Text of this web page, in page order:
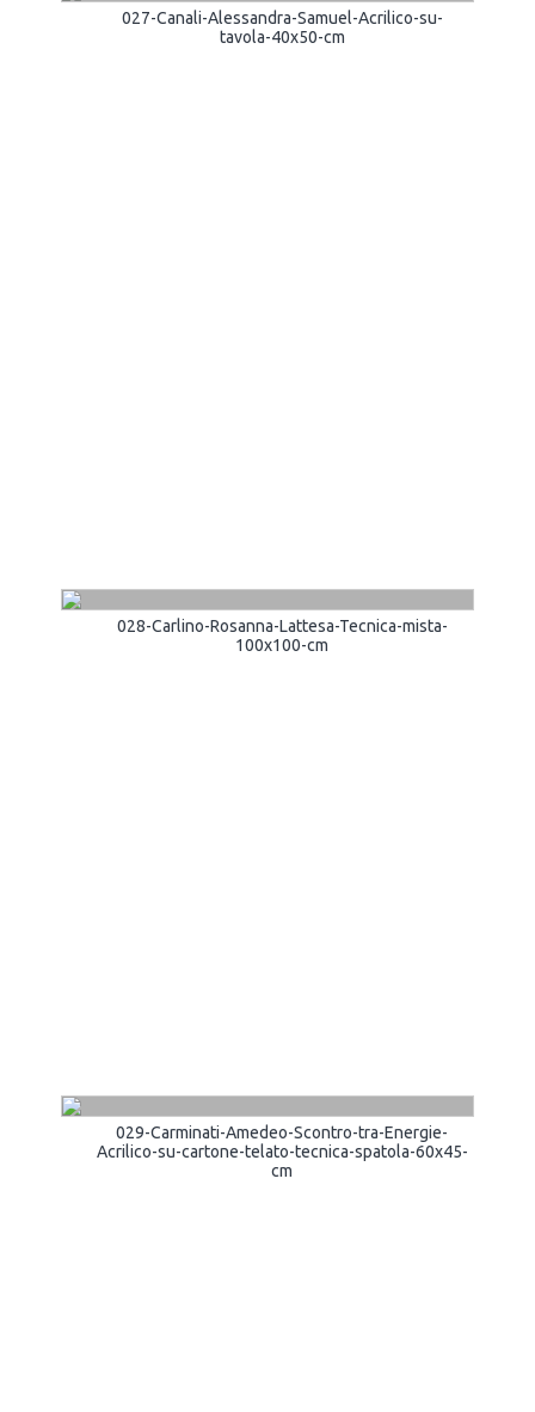
027-Canali-Alessandra-Samuel-Acrilico-su-
tavola-40x50-cm
028-Carlino-Rosanna-Lattesa-Tecnica-mista-
100x100-cm
029-Carminati-Amedeo-Scontro-tra-Energie-
Acrilico-su-cartone-telato-tecnica-spatola-60x45-
cm